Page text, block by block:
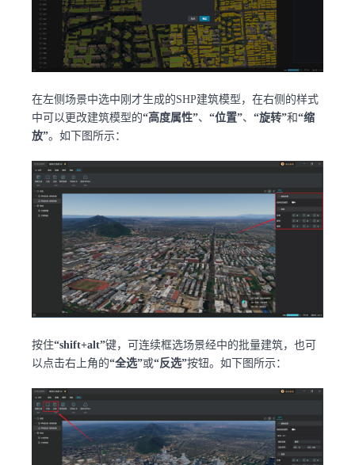
在左侧场景中选中刚才生成的SHP建筑模型，在右侧的样式
中可以更改建筑模型的“高度属性”、 “位置”、 “旋转”和“缩
放”。如下图所示：
按住“shift+alt”键，可连续框选场景经中的批量建筑，也可
以点击右上角的“全选”或“反选”按钮。如下图所示：